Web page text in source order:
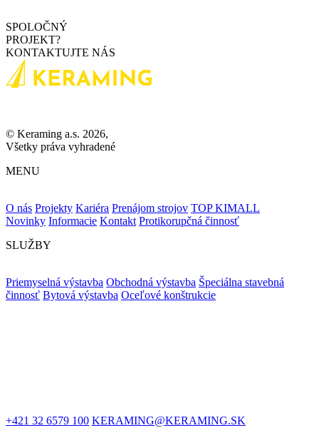
SPOLOČNÝ
PROJEKT?
KONTAKTUJTE NÁS
© Keraming a.s. 2026,
Všetky práva vyhradené
MENU
O nás Projekty Kariéra Prenájom strojov TOP KIMALL
Novinky Informacie Kontakt Protikorupčná činnosť
SLUŽBY
Priemyselná výstavba Obchodná výstavba Špeciálna stavebná
činnosť Bytová výstavba Oceľové konštrukcie
+421 32 6579 100 KERAMING@KERAMING.SK